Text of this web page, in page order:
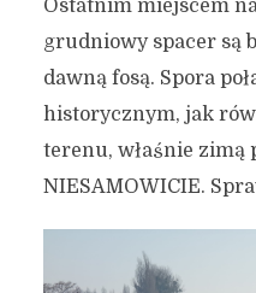
Ostatnim miejscem
grudniowy spacer są
dawną fosą. Spora
historycznym, jak
terenu, właśnie zimą
NIESAMOWICIE.